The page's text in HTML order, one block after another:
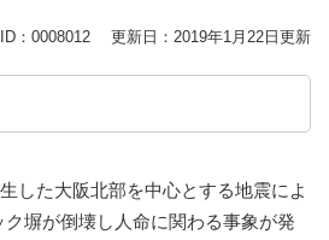
：0008012 更新日：2019年1月22日更新
した大阪北部を中心とする地震によ
塀が倒壊し人命に関わる事象が発